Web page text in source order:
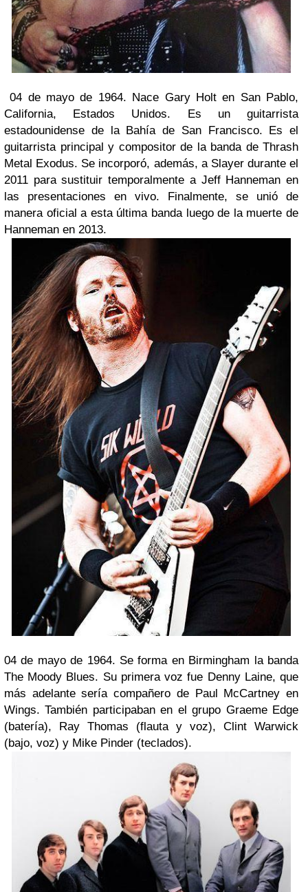
04 de mayo de 1964. Nace Gary Holt en San Pablo,
California, Estados Unidos. Es un guitarrista
estadounidense de la Bahía de San Francisco. Es el
guitarrista principal y compositor de la banda de Thrash
Metal Exodus. Se incorporó, además, a Slayer durante el
2011 para sustituir temporalmente a Jeff Hanneman en
las presentaciones en vivo. Finalmente, se unió de
manera oficial a esta última banda luego de la muerte de
Hanneman en 2013.
04 de mayo de 1964. Se forma en Birmingham la banda
The Moody Blues. Su primera voz fue Denny Laine, que
más adelante sería compañero de Paul McCartney en
Wings. También participaban en el grupo Graeme Edge
(batería), Ray Thomas (flauta y voz), Clint Warwick
(bajo, voz) y Mike Pinder (teclados).